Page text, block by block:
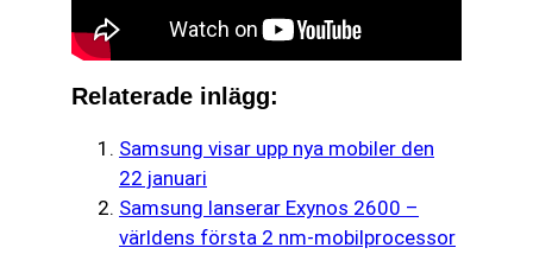
Relaterade inlägg:
Samsung visar upp nya mobiler den
22 januari
Samsung lanserar Exynos 2600 –
världens första 2 nm-mobilprocessor